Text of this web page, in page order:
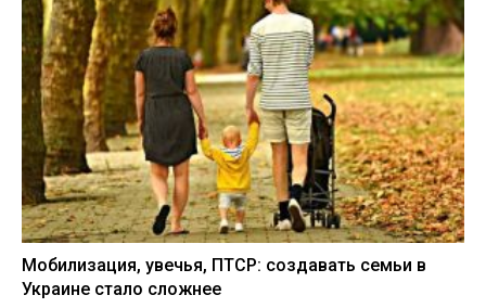
Мобилизация, увечья, ПТСР: создавать семьи в
Украине стало сложнее